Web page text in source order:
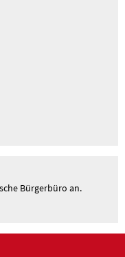
Bürgerbüro an.